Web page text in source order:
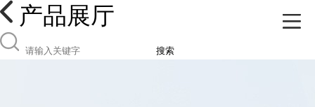
产品展厅
搜索